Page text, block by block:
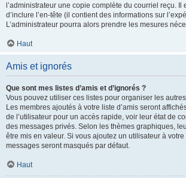
l’administrateur une copie complète du courriel reçu. Il
d’inclure l’en-tête (il contient des informations sur
L’administrateur pourra alors prendre les mesures
Haut
Amis et ignorés
Que sont mes listes d’amis et d’ignorés ?
Vous pouvez utiliser ces listes pour organiser les
Les membres ajoutés à votre liste d’amis seront
de l’utilisateur pour un accès rapide, voir leur état de
des messages privés. Selon les thèmes graphiques,
être mis en valeur. Si vous ajoutez un utilisateur à votre
messages seront masqués par défaut.
Haut